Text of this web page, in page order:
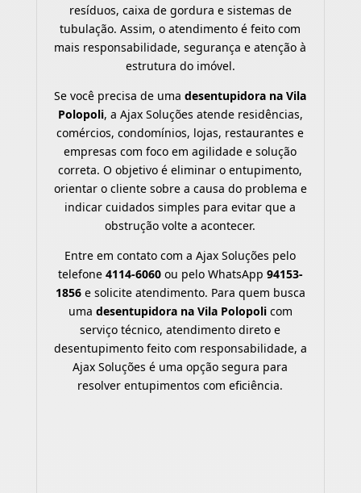
resíduos, caixa de gordura e sistemas de
tubulação. Assim, o atendimento é feito com
mais responsabilidade, segurança e atenção à
estrutura do imóvel.
Se você precisa de umadesentupidora na Vila
Polopoli, a Ajax Soluções atende residências,
comércios, condomínios, lojas, restaurantes e
empresas com foco em agilidade e solução
correta. O objetivo é eliminar o entupimento,
orientar o cliente sobre a causa do problema e
indicar cuidados simples para evitar que a
obstrução volte a acontecer.
Entre em contato com a Ajax Soluções pelo
telefone 4114-6060ou pelo WhatsApp 94153-
1856e solicite atendimento. Para quem busca
uma desentupidora na Vila Polopolicom
serviço técnico, atendimento direto e
desentupimento feito com responsabilidade, a
Ajax Soluções é uma opção segura para
resolver entupimentos com eficiência.